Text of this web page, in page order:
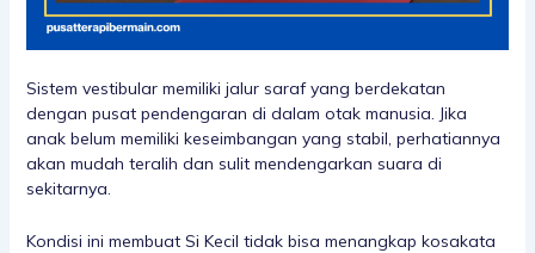
Sistem vestibular memiliki jalur saraf yang berdekatan
dengan pusat pendengaran di dalam otak manusia. Jika
anak belum memiliki keseimbangan yang stabil, perhatiannya
akan mudah teralih dan sulit mendengarkan suara di
sekitarnya.
Kondisi ini membuat Si Kecil tidak bisa menangkap kosakata